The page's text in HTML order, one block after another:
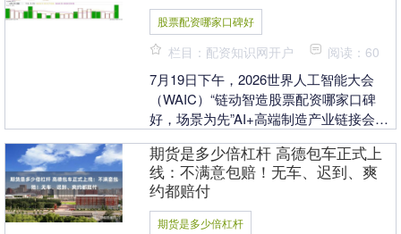
股票配资哪家口碑好
栏目：配资知识网开户 阅读：60
7月19日下午，2026世界人工智能大会
（WAIC）“链动智造股票配资哪家口碑
好，场景为先”AI+高端制造产业链接会在
者网、....
期货是多少倍杠杆 高德包车正式上
线：不满意包赔！无车、迟到、爽
约都赔付
期货是多少倍杠杆